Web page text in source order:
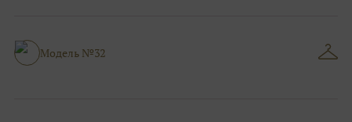
Модель №32